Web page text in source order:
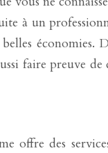
à un
faire preuve
offre des